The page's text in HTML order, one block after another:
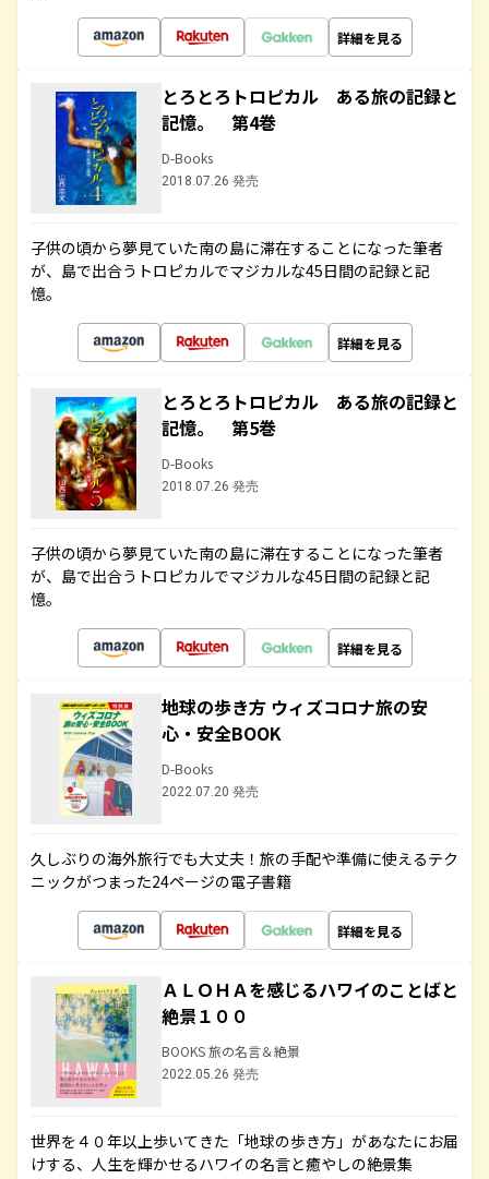
詳細を見る
とろとろトロピカル ある旅の記録と
記憶。 第4巻
D-Books
2018.07.26 発売
子供の頃から夢見ていた南の島に滞在することになった筆者
が、島で出合うトロピカルでマジカルな45日間の記録と記
憶。
詳細を見る
とろとろトロピカル ある旅の記録と
記憶。 第5巻
D-Books
2018.07.26 発売
子供の頃から夢見ていた南の島に滞在することになった筆者
が、島で出合うトロピカルでマジカルな45日間の記録と記
憶。
詳細を見る
地球の歩き方 ウィズコロナ旅の安
心・安全BOOK
D-Books
2022.07.20 発売
久しぶりの海外旅行でも大丈夫！旅の手配や準備に使えるテク
ニックがつまった24ページの電子書籍
詳細を見る
ＡＬＯＨＡを感じるハワイのことばと
絶景１００
BOOKS 旅の名言＆絶景
2022.05.26 発売
世界を４０年以上歩いてきた「地球の歩き方」があなたにお届
けする、人生を輝かせるハワイの名言と癒やしの絶景集